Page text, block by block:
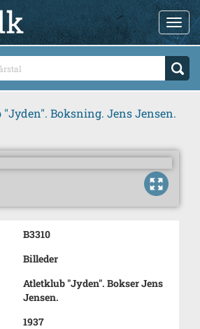
Boksning. Jens Jensen.
B3310
Billeder
Atletklub "Jyden". Bokser Jens
Jensen.
1937